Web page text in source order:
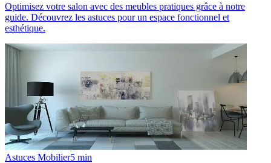
Optimisez votre salon avec des meubles pratiques grâce à notre
guide. Découvrez les astuces pour un espace fonctionnel et
esthétique.
Astuces Mobilier5 min